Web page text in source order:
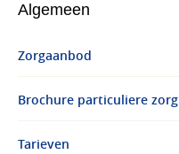
Algemeen
Zorgaanbod
Brochure particuliere zorg
Tarieven